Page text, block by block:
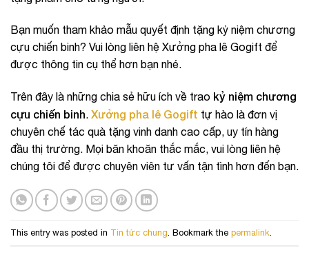
Bạn muốn tham khảo mẫu quyết định tặng kỷ niệm chương
cựu chiến binh? Vui lòng liên hệ Xưởng pha lê Gogift để
được thông tin cụ thể hơn bạn nhé.
Trên đây là những chia sẻ hữu ích về trao kỷ niệm chương
cựu chiến binh Xưởng pha lê Gogift tự hào là đơn vị
chuyên chế tác quà tặng vinh danh cao cấp, uy tín hàng
đầu thị trường. Mọi băn khoăn thắc mắc, vui lòng liên hệ
chúng tôi để được chuyên viên tư vấn tận tình hơn đến bạn.
This entry was posted in Tin tức chung . Bookmark the permalink